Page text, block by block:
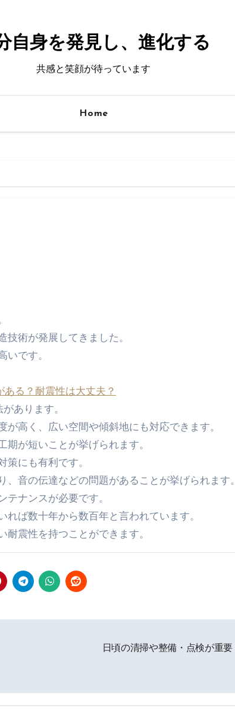
自身を発見し、進化する
共感と笑顔が待っています
Home
術が発展してきました。
です。
る？耐震性は大丈夫？
あります。
高く、広い空間や傾斜地にも対応できます。
が短いことが挙げられます。
にも有利です。
音の伝達などの問題があることが挙げられます。
ナンスが必要です。
ば数十年から数百年と言われています。
震性を持つことができます。
日頃の清掃や整備・点検が重要